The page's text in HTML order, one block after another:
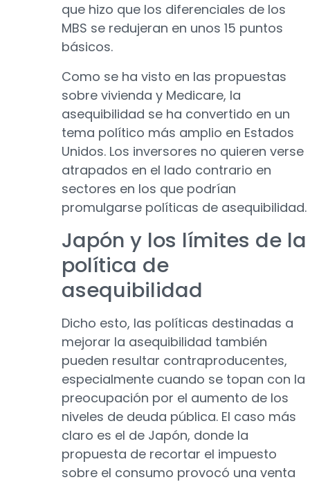
que hizo que los diferenciales de los
MBS se redujeran en unos 15 puntos
básicos.
Como se ha visto en las propuestas
sobre vivienda y Medicare, la
asequibilidad se ha convertido en un
tema político más amplio en Estados
Unidos. Los inversores no quieren verse
atrapados en el lado contrario en
sectores en los que podrían
promulgarse políticas de asequibilidad.
Japón y los límites de la
política de
asequibilidad
Dicho esto, las políticas destinadas a
mejorar la asequibilidad también
pueden resultar contraproducentes,
especialmente cuando se topan con la
preocupación por el aumento de los
niveles de deuda pública. El caso más
claro es el de Japón, donde la
propuesta de recortar el impuesto
sobre el consumo provocó una venta